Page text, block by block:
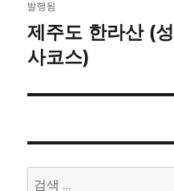
탐
색
발행됨
제주도 한라산 (
사코스)
검